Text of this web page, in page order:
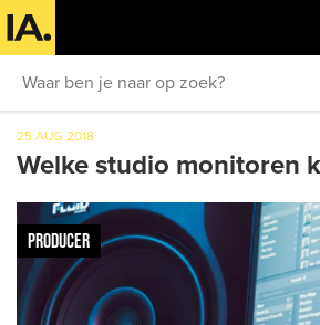
25 AUG 2018
Welke studio monitoren
PRODUCER